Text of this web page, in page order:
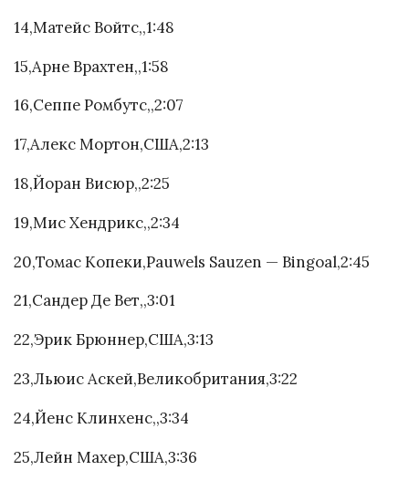
14,Матейс Войтс,,1:48
15,Арне Врахтен,,1:58
16,Сеппе Ромбутс,,2:07
17,Алекс Мортон,США,2:13
18,Йоран Висюр,,2:25
19,Мис Хендрикс,,2:34
20,Томас Копеки,Pauwels Sauzen — Bingoal,2:45
21,Сандер Де Вет,,3:01
22,Эрик Брюннер,США,3:13
23,Льюис Аскей,Великобритания,3:22
24,Йенс Клинхенс,,3:34
25,Лейн Махер,США,3:36